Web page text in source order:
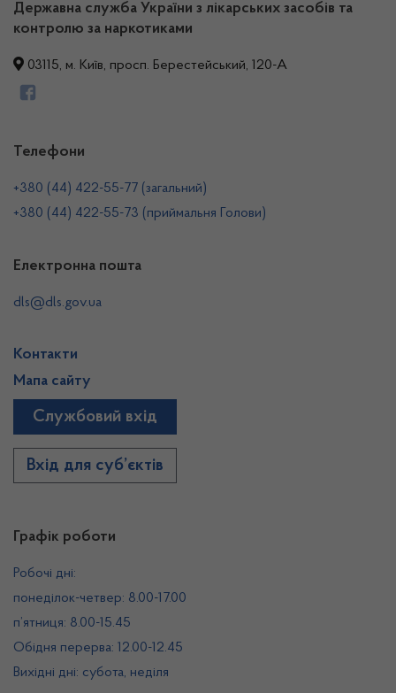
Державна служба України з лікарських засобів та
контролю за наркотиками
03115, м. Київ, просп. Берестейський, 120-А
Графік роботи
Робочі дні:
понеділок-четвер: 8.00-17.00
п’ятниця: 8.00-15.45
Обідня перерва: 12.00-12.45
Вихідні дні: субота, неділя
Телефони
+380 (44) 422-55-77 (загальний)
+380 (44) 422-55-73 (приймальня Голови)
Електронна пошта
dls@dls.gov.ua
Контакти
Мапа сайту
Службовий вхід
Вхід для суб’єктів